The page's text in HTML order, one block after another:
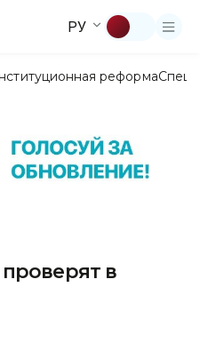
РУ
реформа
в